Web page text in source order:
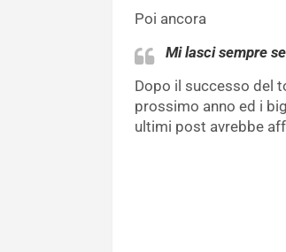
Poi ancora
Mi lasci sempre
Dopo il successo del
prossimo anno ed i
ultimi post avrebbe